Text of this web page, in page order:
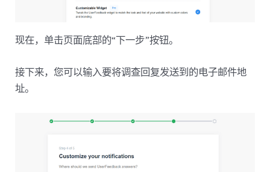
现在，单击页面底部的“下一步”按钮。
接下来，您可以输入要将调查回复发送到的电子邮件地
址。